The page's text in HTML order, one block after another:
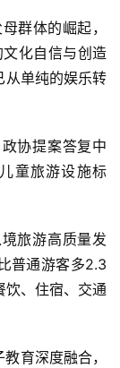
群体的崛起，
化自信与创造
从单纯的娱乐转
协提案答复中
童旅游设施标
旅游高质量发
普通游客多2.3
饮、住宿、交通
育深度融合，